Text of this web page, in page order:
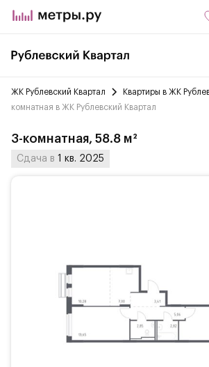
ЖК Рублевский Квартал Квартиры в ЖК
комнатная в ЖК Рублевский Квартал
3-комнатная, 58.8 м²
Сдача в 1 кв. 2025